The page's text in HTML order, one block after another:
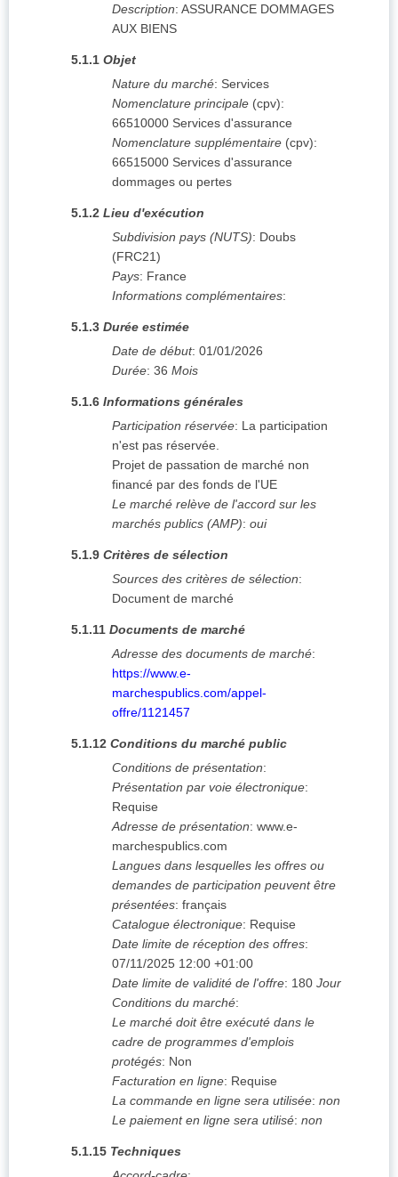
Description: ASSURANCE DOMMAGES
AUX BIENS
5.1.1 Objet
Nature du marché: Services
Nomenclature principale (cpv):
66510000 Services d'assurance
Nomenclature supplémentaire (cpv):
66515000 Services d'assurance
dommages ou pertes
5.1.2 Lieu d'exécution
Subdivision pays (NUTS): Doubs
(FRC21)
Pays: France
Informations complémentaires:
5.1.3 Durée estimée
Date de début: 01/01/2026
Durée: 36 Mois
5.1.6 Informations générales
Participation réservée: La participation
n'est pas réservée.
Projet de passation de marché non
financé par des fonds de l'UE
Le marché relève de l'accord sur les
marchés publics (AMP): oui
5.1.9 Critères de sélection
Sources des critères de sélection:
Document de marché
5.1.11 Documents de marché
Adresse des documents de marché:
https://www.e-
marchespublics.com/appel-
offre/1121457
5.1.12 Conditions du marché public
Conditions de présentation:
Présentation par voie électronique:
Requise
Adresse de présentation: www.e-
marchespublics.com
Langues dans lesquelles les offres ou
demandes de participation peuvent être
présentées: français
Catalogue électronique: Requise
Date limite de réception des offres:
07/11/2025 12:00 +01:00
Date limite de validité de l'offre: 180 Jour
Conditions du marché:
Le marché doit être exécuté dans le
cadre de programmes d'emplois
protégés: Non
Facturation en ligne: Requise
La commande en ligne sera utilisée: non
Le paiement en ligne sera utilisé: non
5.1.15 Techniques